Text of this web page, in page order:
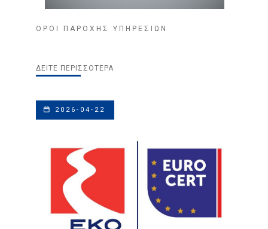
ΟΡΟΙ ΠΑΡΟΧΗΣ ΥΠΗΡΕΣΙΩΝ
ΔΕΊΤΕ ΠΕΡΙΣΣΌΤΕΡΑ
2026-04-22